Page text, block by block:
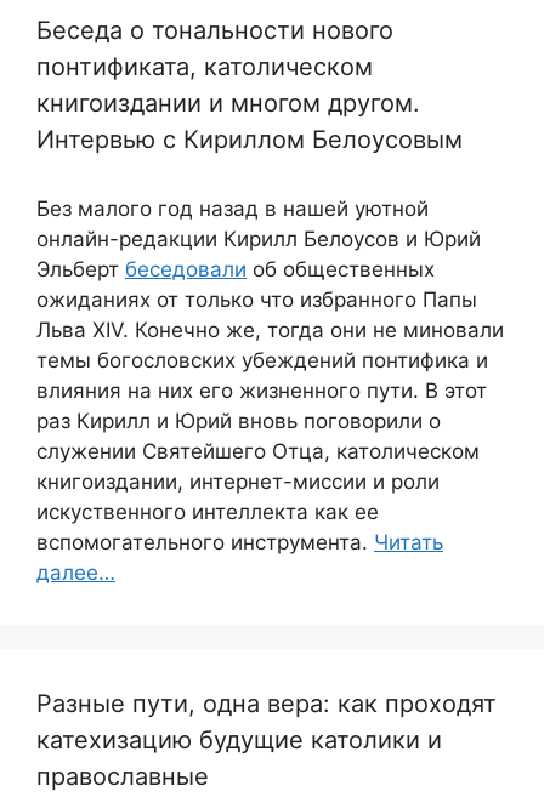
Беседа о тональности нового
понтификата, католическом
книгоиздании и многом другом.
Интервью с Кириллом Белоусовым
Без малого год назад в нашей уютной
онлайн-редакции Кирилл Белоусов и Юрий
Эльберт беседовали об общественных
ожиданиях от только что избранного Папы
Льва XIV. Конечно же, тогда они не миновали
темы богословских убеждений понтифика и
влияния на них его жизненного пути. В этот
раз Кирилл и Юрий вновь поговорили о
служении Святейшего Отца, католическом
книгоиздании, интернет-миссии и роли
искуственного интеллекта как ее
вспомогательного инструмента. Читать
далее…
Разные пути, одна вера: как проходят
катехизацию будущие католики и
православные